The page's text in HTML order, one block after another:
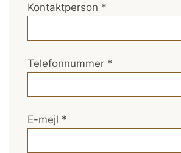
Kontaktperson *
Telefonnummer *
E-mejl *